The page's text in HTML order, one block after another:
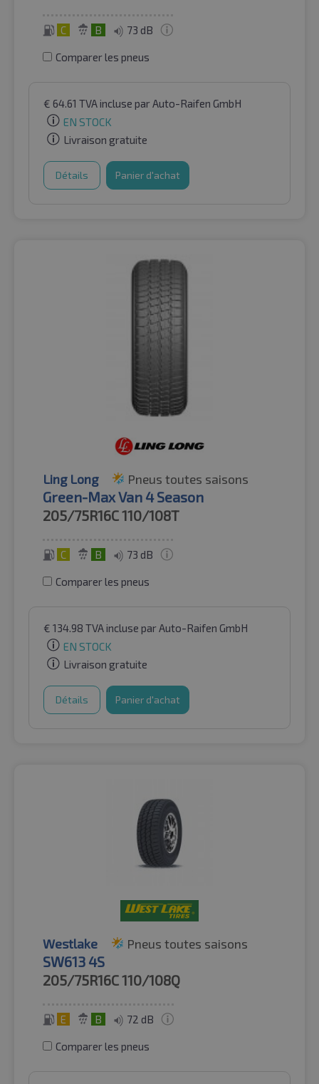
C B 73 dB
Comparer les pneus
€ 64.61 TVA incluse par Auto-Raifen GmbH
EN STOCK
Livraison gratuite
Détails Panier d'achat
Ling Long Pneus toutes saisons
Green-Max Van 4 Season
205/75R16C110/108T
C B 73 dB
Comparer les pneus
€ 134.98 TVA incluse par Auto-Raifen GmbH
EN STOCK
Livraison gratuite
Détails Panier d'achat
Westlake Pneus toutes saisons
SW613 4S
205/75R16C110/108Q
E B 72 dB
Comparer les pneus